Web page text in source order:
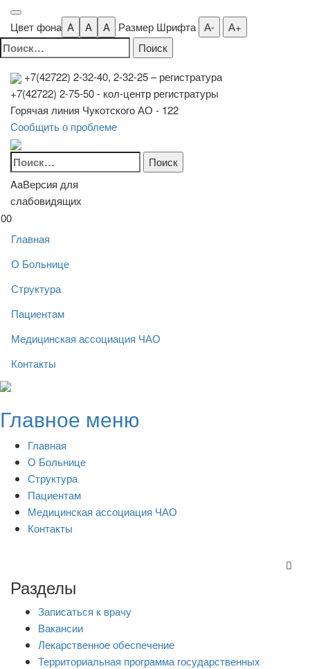
Цвет фона A A A Размер Шрифта А- А+
Найти:
+7(42722) 2-32-40, 2-32-25– регистратура
+7(42722) 2-75-50 - кол-центр регистратуры
Горячая линия Чукотского АО - 122
Сообщить о проблеме
Найти:
AaВерсия для
слабовидящих
00
Главная
О Больнице
Структура
Пациентам
Медицинская ассоциация ЧАО
Контакты
Skip
content
Главное меню
Главная
О Больнице
Структура
Пациентам
Медицинская ассоциация ЧАО
Контакты
Разделы
Записаться к врачу
Вакансии
Лекарственное обеспечение
Территориальная программа государственных